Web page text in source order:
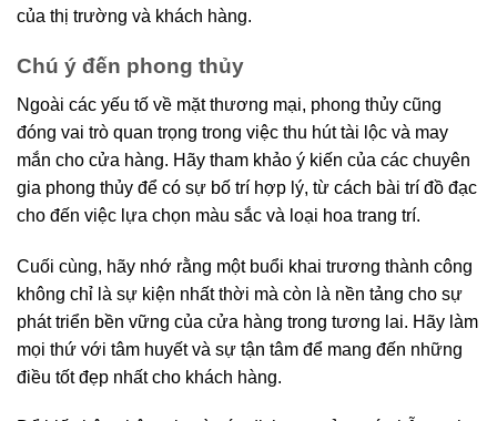
của thị trường và khách hàng.
Chú ý đến phong thủy
Ngoài các yếu tố về mặt thương mại, phong thủy cũng
đóng vai trò quan trọng trong việc thu hút tài lộc và may
mắn cho cửa hàng. Hãy tham khảo ý kiến của các chuyên
gia phong thủy để có sự bố trí hợp lý, từ cách bài trí đồ đạc
cho đến việc lựa chọn màu sắc và loại hoa trang trí.
Cuối cùng, hãy nhớ rằng một buổi khai trương thành công
không chỉ là sự kiện nhất thời mà còn là nền tảng cho sự
phát triển bền vững của cửa hàng trong tương lai. Hãy làm
mọi thứ với tâm huyết và sự tận tâm để mang đến những
điều tốt đẹp nhất cho khách hàng.